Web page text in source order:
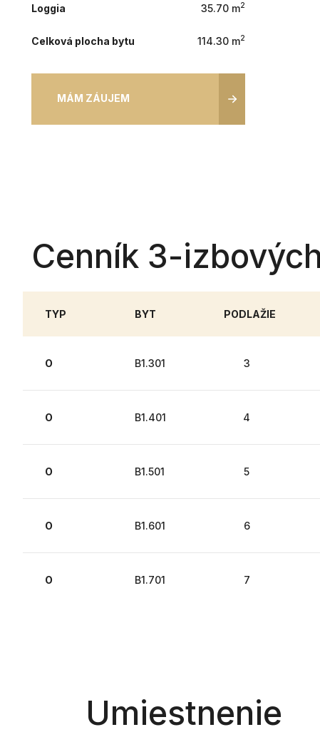
Loggia 35.70 m2
Celková plocha bytu 114.30 m2
MÁM ZÁUJEM
Cenník 3-
TYP BYT PODLAŽIE
O B1.301 3
O B1.401 4
O B1.501 5
O B1.601 6
O B1.701 7
Umiestnenie